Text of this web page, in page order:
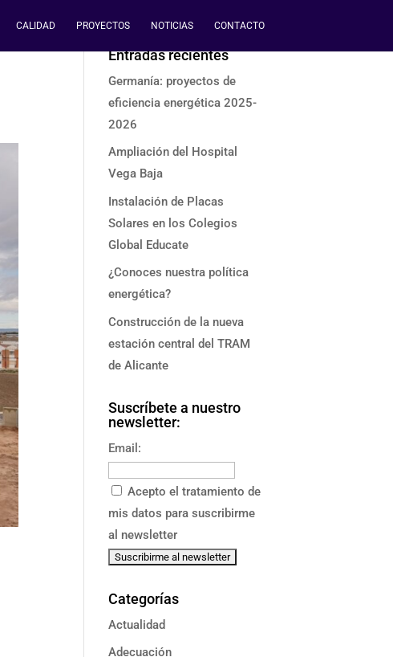
CALIDAD PROYECTOS NOTICIAS CONTACTO
Entradas recientes
Germanía: proyectos de
eficiencia energética 2025-
2026
Ampliación del Hospital
Vega Baja
Instalación de Placas
Solares en los Colegios
Global Educate
¿Conoces nuestra política
energética?
Construcción de la nueva
estación central del TRAM
de Alicante
Suscríbete a nuestro
newsletter:
Email:
Acepto el tratamiento de
mis datos para suscribirme
al newsletter
Categorías
Actualidad
Adecuación